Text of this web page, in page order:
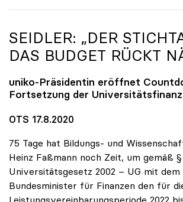
SEIDLER: „DER
DAS BUDGET RÜCKT
uniko-Präsidentin eröffnet
Fortsetzung der
OTS 17.8.2020
75 Tage hat Bildungs- und
Heinz Faßmann noch Zeit, um gemäß §
Universitätsgesetz 2002 – UG mit dem
Bundesminister für Finanzen den für
Leistungsvereinbarungsperiode 2022